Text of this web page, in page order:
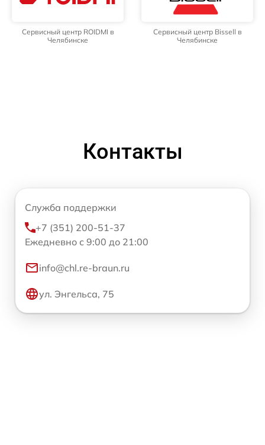
Сервисный центр ROIDMI в
Челябинске
Сервисный центр Bissell в
Челябинске
Контакты
Служба поддержки
+7 (351) 200-51-37
Ежедневно с 9:00 до 21:00
info@chl.re-braun.ru
ул. Энгельса, 75